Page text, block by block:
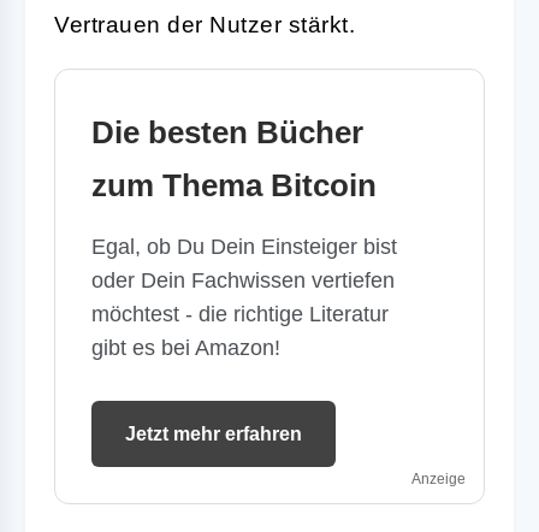
Vertrauen der Nutzer stärkt.
Die besten Bücher
zum Thema Bitcoin
Egal, ob Du Dein Einsteiger bist
oder Dein Fachwissen vertiefen
möchtest - die richtige Literatur
gibt es bei Amazon!
Jetzt mehr erfahren
Anzeige